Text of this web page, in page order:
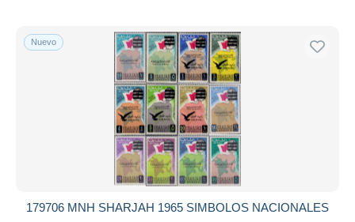
Nuevo
179706 MNH SHARJAH 1965 SIMBOLOS NACIONALES